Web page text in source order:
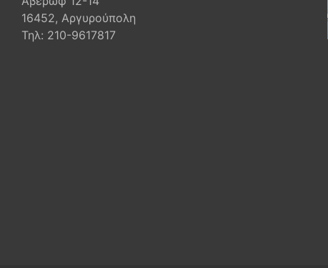
16452, Αργυρούπολη
Τηλ: 210-9617817